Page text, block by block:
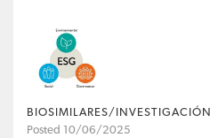
BIOSIMILARES/INVESTIGACIÓN
Posted 10/06/2025